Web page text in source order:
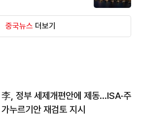
중국뉴스 더보기
李, 정부 세제개편안에 제동…ISA·주
가누르기안 재검토 지시